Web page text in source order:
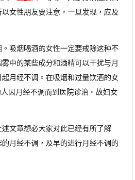
女性朋友要注意，一旦发现，应及
烟喝酒的女性一定要戒除这种不
中的某些成分和酒精可以干扰与月
月经不调。在吸烟和过量饮酒的女
因月经不调而到医院诊治。故妇女
章想必大家对此已经有所了解
月经不调，及早的进行月经不调的